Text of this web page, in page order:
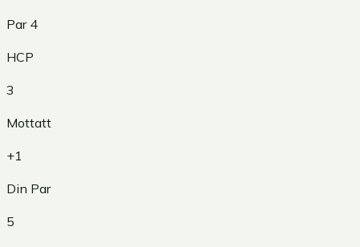
Par 4
HCP
3
Mottatt
+1
Din Par
5